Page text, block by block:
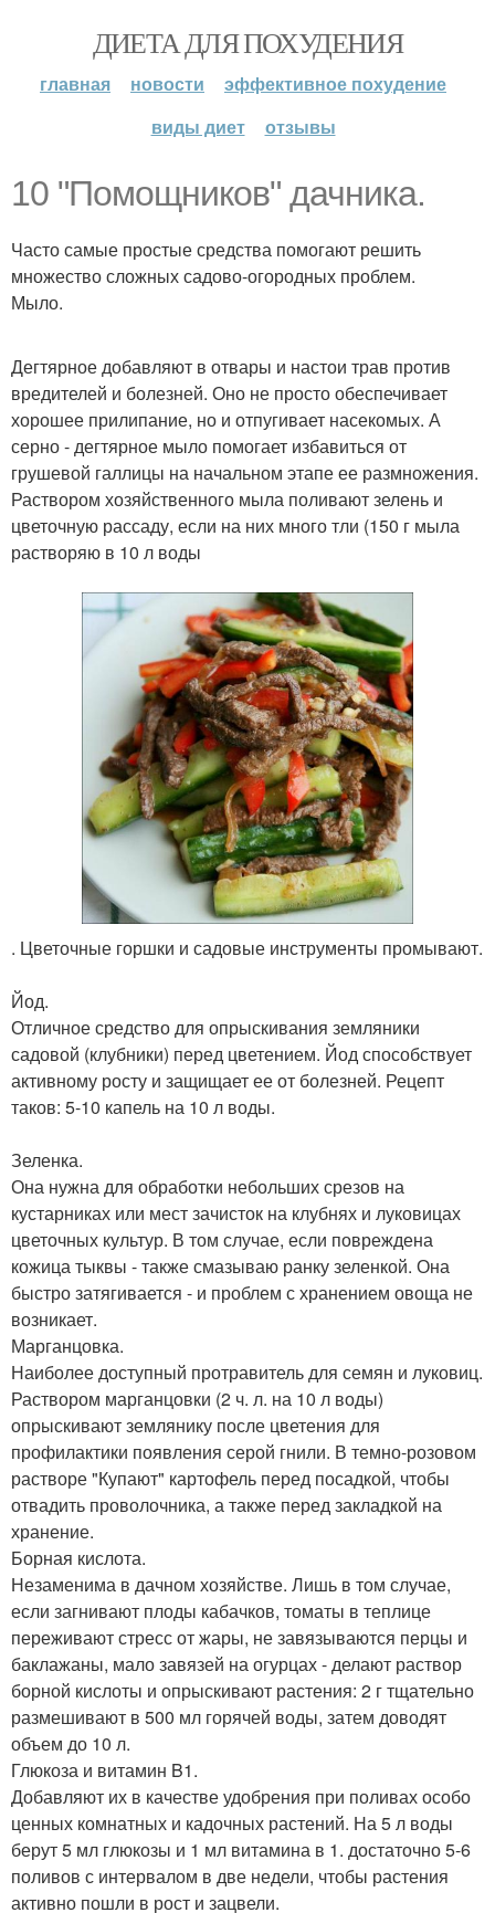
ДИЕТА ДЛЯ ПОХУДЕНИЯ
главная новости
эффективное похудение
виды диет
отзывы
10 "Помощников" дачника.
Часто самые простые средства помогают решить
множество сложных садово-огородных проблем.
Мыло.
Дегтярное добавляют в отвары и настои трав против
вредителей и болезней. Оно не просто обеспечивает
хорошее прилипание, но и отпугивает насекомых. А
серно - дегтярное мыло помогает избавиться от
грушевой галлицы на начальном этапе ее размножения.
Раствором хозяйственного мыла поливают зелень и
цветочную рассаду, если на них много тли (150 г мыла
растворяю в 10 л воды
. Цветочные горшки и садовые инструменты промывают.
Йод.
Отличное средство для опрыскивания земляники
садовой (клубники) перед цветением. Йод способствует
активному росту и защищает ее от болезней. Рецепт
таков: 5-10 капель на 10 л воды.
Зеленка.
Она нужна для обработки небольших срезов на
кустарниках или мест зачисток на клубнях и луковицах
цветочных культур. В том случае, если повреждена
кожица тыквы - также смазываю ранку зеленкой. Она
быстро затягивается - и проблем с хранением овоща не
возникает.
Марганцовка.
Наиболее доступный протравитель для семян и луковиц.
Раствором марганцовки (2 ч. л. на 10 л воды)
опрыскивают землянику после цветения для
профилактики появления серой гнили. В темно-розовом
растворе "Купают" картофель перед посадкой, чтобы
отвадить проволочника, а также перед закладкой на
хранение.
Борная кислота.
Незаменима в дачном хозяйстве. Лишь в том случае,
если загнивают плоды кабачков, томаты в теплице
переживают стресс от жары, не завязываются перцы и
баклажаны, мало завязей на огурцах - делают раствор
борной кислоты и опрыскивают растения: 2 г тщательно
размешивают в 500 мл горячей воды, затем доводят
объем до 10 л.
Глюкоза и витамин B1.
Добавляют их в качестве удобрения при поливах особо
ценных комнатных и кадочных растений. На 5 л воды
берут 5 мл глюкозы и 1 мл витамина в 1. достаточно 5-6
поливов с интервалом в две недели, чтобы растения
активно пошли в рост и зацвели.